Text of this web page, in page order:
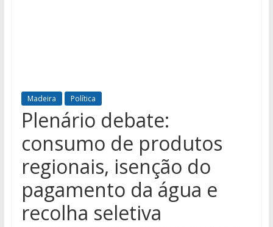
Madeira Política
Plenário debate:
consumo de produtos
regionais, isenção do
pagamento da água e
recolha seletiva